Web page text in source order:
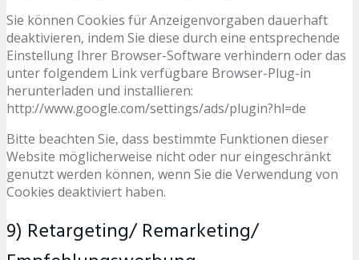
Sie können Cookies für Anzeigenvorgaben dauerhaft
deaktivieren, indem Sie diese durch eine entsprechende
Einstellung Ihrer Browser-Software verhindern oder das
unter folgendem Link verfügbare Browser-Plug-in
herunterladen und installieren:
http://www.google.com/settings/ads/plugin?hl=de
Bitte beachten Sie, dass bestimmte Funktionen dieser
Website möglicherweise nicht oder nur eingeschränkt
genutzt werden können, wenn Sie die Verwendung von
Cookies deaktiviert haben.
9) Retargeting/ Remarketing/